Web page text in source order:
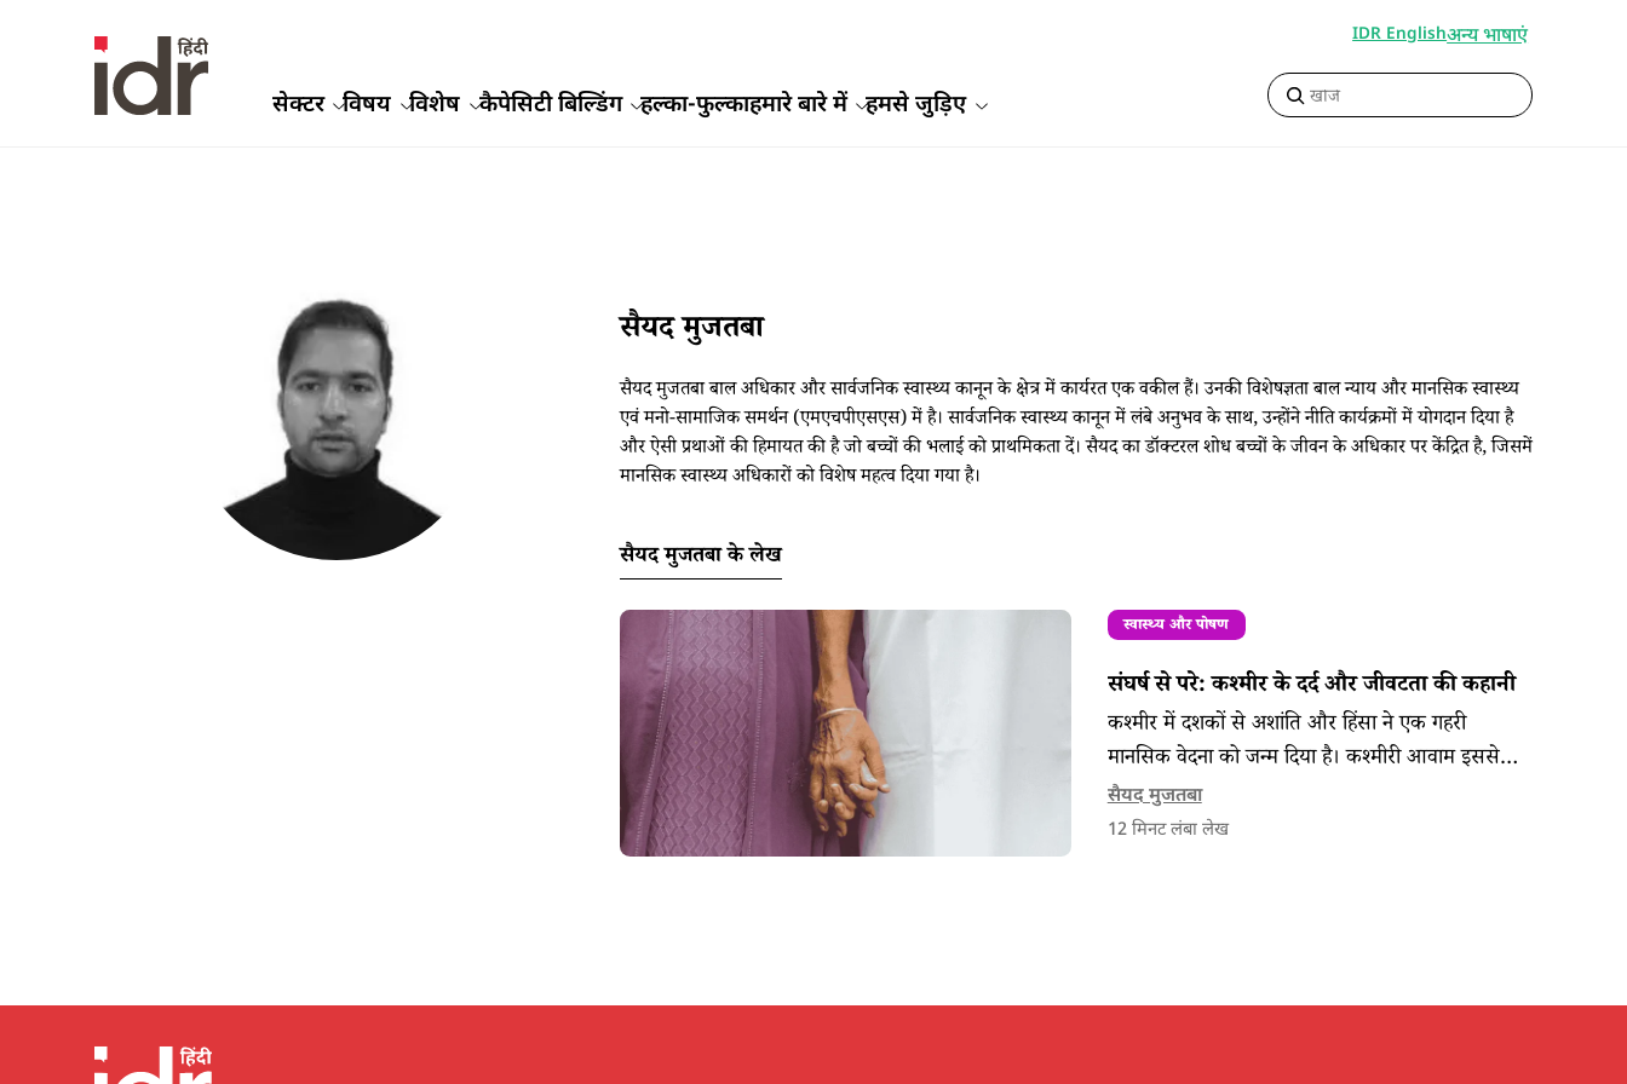
सेक्टर विषय विशेष कैपेसिटी बिल्डिंग हल्का-फुल्काहमारे बारे में हमसे जुड़िए
IDR Englishअन्य भाषाएं
सैयद मुजतबा
सैयद मुजतबा बाल अधिकार और सार्वजनिक स्वास्थ्य कानून के क्षेत्र में कार्यरत एक वकील हैं। उनकी विशेषज्ञता बाल न्याय और मानसिक स्वास्थ्य
एवं मनो-सामाजिक समर्थन (एमएचपीएसएस) में है। सार्वजनिक स्वास्थ्य कानून में लंबे अनुभव के साथ, उन्होंने नीति कार्यक्रमों में योगदान दिया है
और ऐसी प्रथाओं की हिमायत की है जो बच्चों की भलाई को प्राथमिकता दें। सैयद का डॉक्टरल शोध बच्चों के जीवन के अधिकार पर केंद्रित है, जिसमें
मानसिक स्वास्थ्य अधिकारों को विशेष महत्व दिया गया है।
सैयद मुजतबा के लेख
स्वास्थ्य और पोषण
संघर्ष से परे: कश्मीर के दर्द और जीवटता की कहानी
कश्मीर में दशकों से अशांति और हिंसा ने एक गहरी
मानसिक वेदना को जन्म दिया है। कश्मीरी आवाम इससे
कैसे जूझती है और इस दिशा में कौन से कदम उठाये जाने
चाहिए?
सैयद मुजतबा
12मिनट लंबा लेख